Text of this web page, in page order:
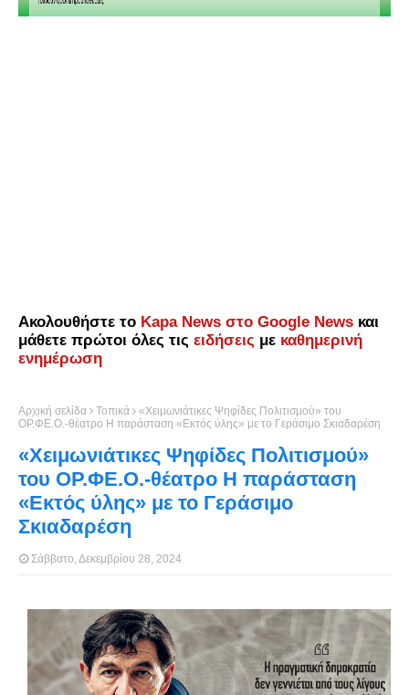
Ακολουθήστε το Kapa News στο Google News και
μάθετε πρώτοι όλες τις ειδήσεις με καθημερινή
ενημέρωση
Αρχική σελίδα Τοπικά
«Χειμωνιάτικες Ψηφίδες Πολιτισμού» του
ΟΡ.ΦΕ.Ο.-θέατρο Η παράσταση «Εκτός ύλης» με το Γεράσιμο Σκιαδαρέση
«Χειμωνιάτικες Ψηφίδες Πολιτισμού»
του ΟΡ.ΦΕ.Ο.-θέατρο Η παράσταση
«Εκτός ύλης» με το Γεράσιμο
Σκιαδαρέση
Σάββατο, Δεκεμβρίου 28, 2024